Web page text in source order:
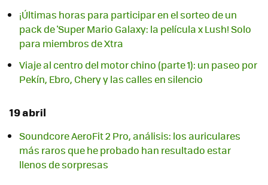
¡Últimas horas para participar en el sorteo de un
pack de 'Super Mario Galaxy: la película x Lush! Solo
para miembros de Xtra
Viaje al centro del motor chino (parte 1): un paseo por
Pekín, Ebro, Chery y las calles en silencio
19 abril
Soundcore AeroFit 2 Pro, análisis: los auriculares
más raros que he probado han resultado estar
llenos de sorpresas